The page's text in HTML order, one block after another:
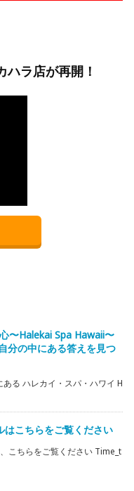
ハラ店が再開！
〜Halekai Spa Hawaii〜
分の中にある答えを見つ
る ハレカイ・スパ・ハワイ H
はこちらをご覧ください
こちらをご覧ください Time_t